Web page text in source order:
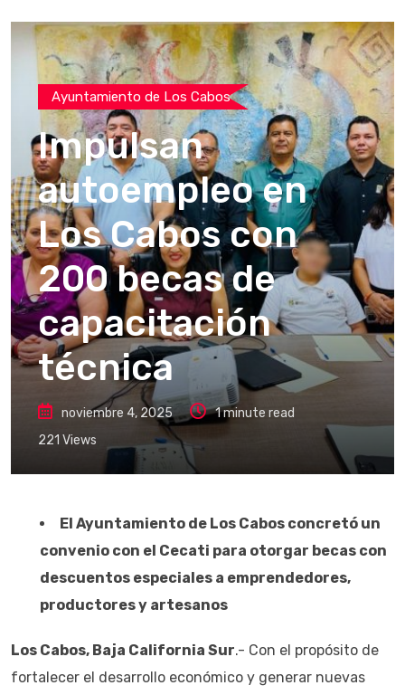
Ayuntamiento de Los Cabos
Impulsan
autoempleo en
Los Cabos con
200 becas de
capacitación
técnica
noviembre 4, 2025
1 minute read
221 Views
El Ayuntamiento de Los Cabos concretó un
convenio con el Cecati para otorgar becas con
descuentos especiales a emprendedores,
productores y artesanos
Los Cabos, Baja California Sur.- Con el propósito de
fortalecer el desarrollo económico y generar nuevas